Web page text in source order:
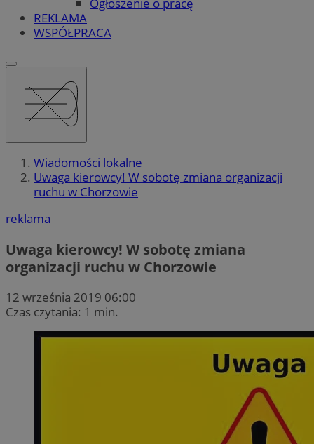
REKLAMA
WSPÓŁPRACA
Wiadomości lokalne
Uwaga kierowcy! W sobotę zmiana organizacji
ruchu w Chorzowie
reklama
Uwaga kierowcy! W sobotę zmiana
organizacji ruchu w Chorzowie
12 września 2019 06:00
Czas czytania: 1 min.